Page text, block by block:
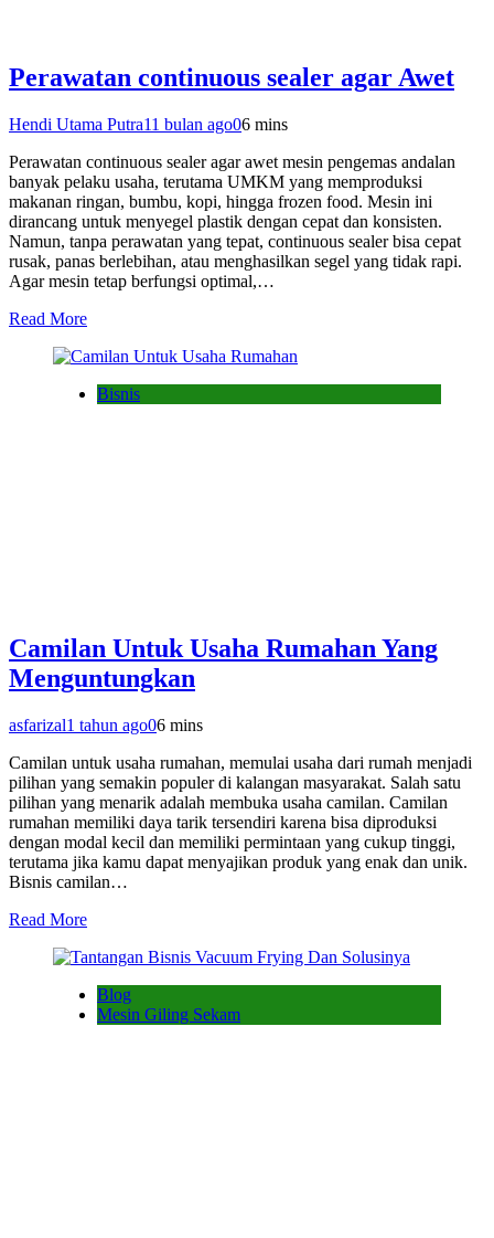
Perawatan continuous sealer agar Awet
Hendi Utama Putra11 bulan ago06 mins
Perawatan continuous sealer agar awet mesin pengemas andalan
banyak pelaku usaha, terutama UMKM yang memproduksi
makanan ringan, bumbu, kopi, hingga frozen food. Mesin ini
dirancang untuk menyegel plastik dengan cepat dan konsisten.
Namun, tanpa perawatan yang tepat, continuous sealer bisa cepat
rusak, panas berlebihan, atau menghasilkan segel yang tidak rapi.
Agar mesin tetap berfungsi optimal,…
Read More
Bisnis
Camilan Untuk Usaha Rumahan Yang
Menguntungkan
asfarizal1 tahun ago06 mins
Camilan untuk usaha rumahan, memulai usaha dari rumah menjadi
pilihan yang semakin populer di kalangan masyarakat. Salah satu
pilihan yang menarik adalah membuka usaha camilan. Camilan
rumahan memiliki daya tarik tersendiri karena bisa diproduksi
dengan modal kecil dan memiliki permintaan yang cukup tinggi,
terutama jika kamu dapat menyajikan produk yang enak dan unik.
Bisnis camilan…
Read More
Blog
Mesin Giling Sekam